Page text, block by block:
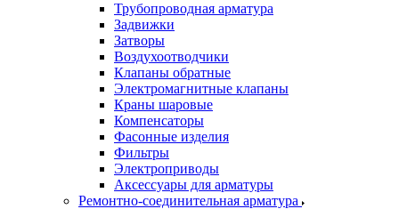
Трубопроводная арматура
Задвижки
Затворы
Воздухоотводчики
Клапаны обратные
Электромагнитные клапаны
Краны шаровые
Компенсаторы
Фасонные изделия
Фильтры
Электроприводы
Аксессуары для арматуры
Ремонтно-соединительная арматура